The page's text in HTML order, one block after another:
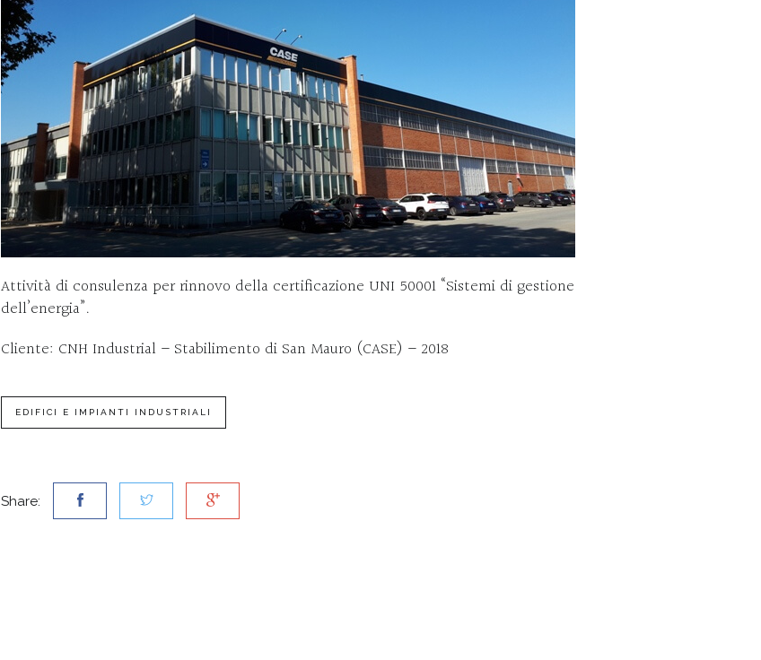
Attività di consulenza per rinnovo della certificazione UNI 50001 “Sistemi di gestione
dell’energia”.
Cliente: CNH Industrial – Stabilimento di San Mauro (CASE) – 2018
EDIFICI E IMPIANTI INDUSTRIALI
Share: